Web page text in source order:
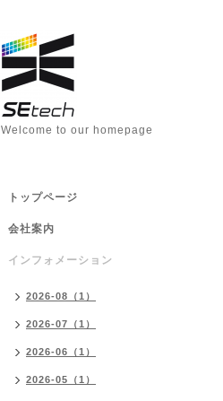
Welcome to our homepage
トップページ
会社案内
インフォメーション
2026-08（1）
2026-07（1）
2026-06（1）
2026-05（1）